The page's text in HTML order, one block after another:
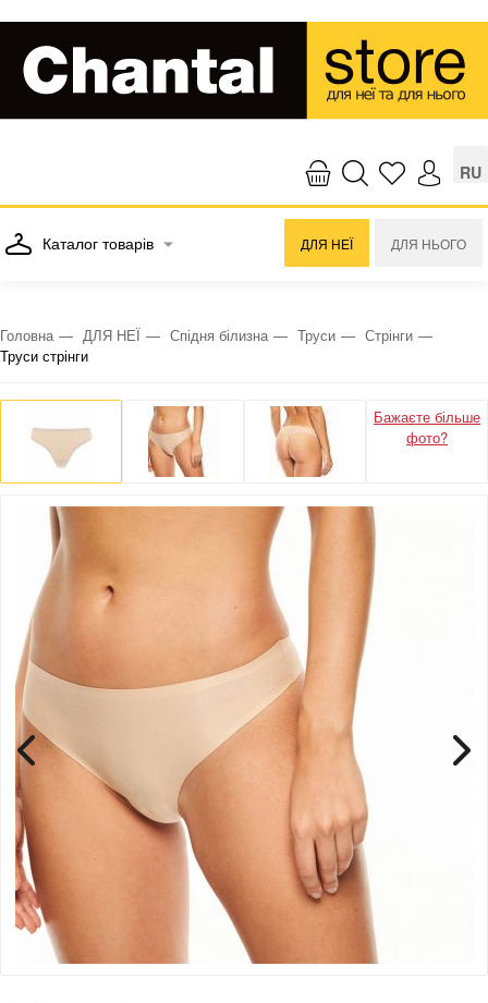
RU
Каталог товарів ДЛЯ НЕЇ ДЛЯ НЬОГО
Головна ДЛЯ НЕЇ Спідня білизна Труси
Стрінги
Труси стрінги
Бажаєте більше
фото?